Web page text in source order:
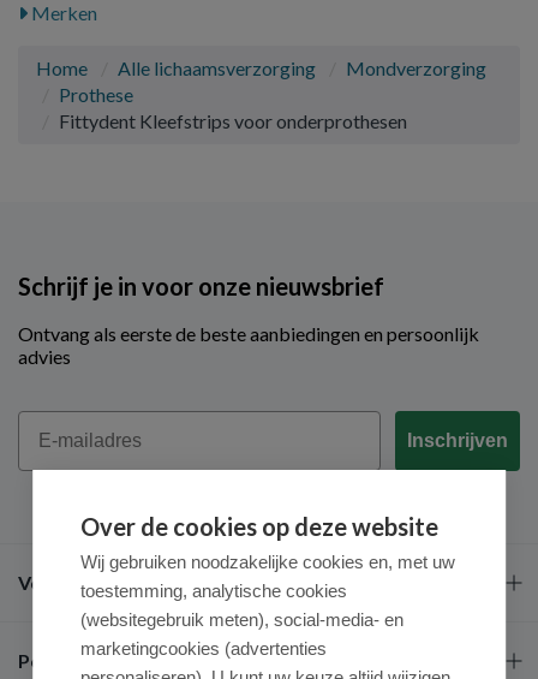
Merken
Home Alle lichaamsverzorging
Mondverzorging
Prothese
Fittydent Kleefstrips voor onderprothesen
Schrijf je in voor onze nieuwsbrief
Ontvang als eerste de beste aanbiedingen en persoonlijk
advies
Email
Inschrijven
Veel gestelde vragen
Populaire merken
Over de cookies op deze website
Wij gebruiken noodzakelijke cookies en, met uw
toestemming, analytische cookies
(websitegebruik meten), social-media- en
marketingcookies (advertenties